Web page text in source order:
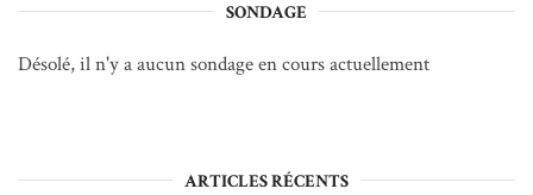
SONDAGE
Désolé, il n'y a aucun sondage en cours actuellement
ARTICLES RÉCENTS